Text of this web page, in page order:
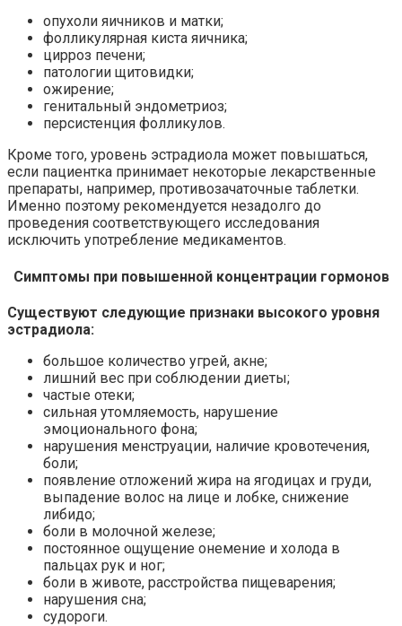
опухоли яичников и матки;
фолликулярная киста яичника;
цирроз печени;
патологии щитовидки;
ожирение;
генитальный эндометриоз;
персистенция фолликулов.
Кроме того, уровень эстрадиола может повышаться,
если пациентка принимает некоторые лекарственные
препараты, например, противозачаточные таблетки.
Именно поэтому рекомендуется незадолго до
проведения соответствующего исследования
исключить употребление медикаментов.
Симптомы при повышенной концентрации гормонов
Существуют следующие признаки высокого уровня
эстрадиола:
большое количество угрей, акне;
лишний вес при соблюдении диеты;
частые отеки;
сильная утомляемость, нарушение
эмоционального фона;
нарушения менструации, наличие кровотечения,
боли;
появление отложений жира на ягодицах и груди,
выпадение волос на лице и лобке, снижение
либидо;
боли в молочной железе;
постоянное ощущение онемение и холода в
пальцах рук и ног;
боли в животе, расстройства пищеварения;
нарушения сна;
судороги.